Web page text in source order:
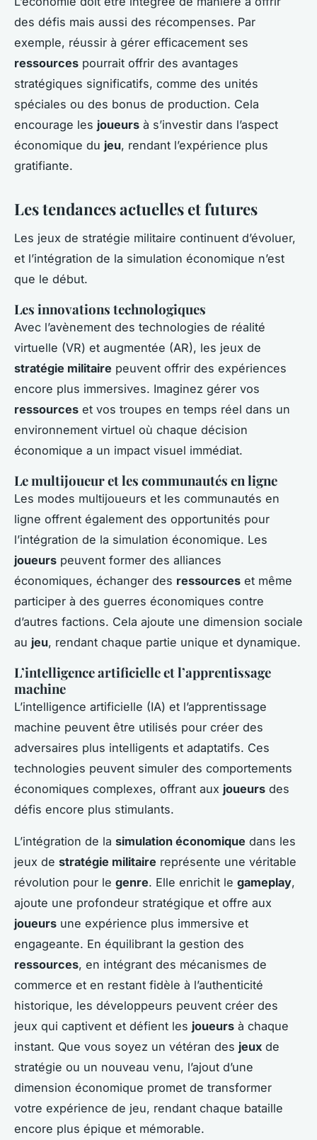
des défis mais aussi des récompenses. Par
exemple, réussir à gérer efficacement ses
ressources pourrait offrir des avantages
stratégiques significatifs, comme des unités
spéciales ou des bonus de production. Cela
encourage les joueurs à s’investir dans l’aspect
économique du jeu, rendant l’expérience plus
gratifiante.
Les tendances actuelles et futures
Les jeux de stratégie militaire continuent d’évoluer,
et l’intégration de la simulation économique n’est
que le début.
Les innovations technologiques
Avec l’avènement des technologies de réalité
virtuelle (VR) et augmentée (AR), les jeux de
stratégie militaire peuvent offrir des expériences
encore plus immersives. Imaginez gérer vos
ressources et vos troupes en temps réel dans un
environnement virtuel où chaque décision
économique a un impact visuel immédiat.
Le multijoueur et les communautés en ligne
Les modes multijoueurs et les communautés en
ligne offrent également des opportunités pour
l’intégration de la simulation économique. Les
joueurs peuvent former des alliances
économiques, échanger des ressources et même
participer à des guerres économiques contre
d’autres factions. Cela ajoute une dimension sociale
au jeu, rendant chaque partie unique et dynamique.
L’intelligence artificielle et l’apprentissage
machine
L’intelligence artificielle (IA) et l’apprentissage
machine peuvent être utilisés pour créer des
adversaires plus intelligents et adaptatifs. Ces
technologies peuvent simuler des comportements
économiques complexes, offrant aux joueurs des
défis encore plus stimulants.
L’intégration de la simulation économique dans les
jeux de stratégie militaire représente une véritable
révolution pour le genre. Elle enrichit le gameplay,
ajoute une profondeur stratégique et offre aux
joueurs une expérience plus immersive et
engageante. En équilibrant la gestion des
ressources, en intégrant des mécanismes de
commerce et en restant fidèle à l’authenticité
historique, les développeurs peuvent créer des
jeux qui captivent et défient les joueurs à chaque
instant. Que vous soyez un vétéran des jeux de
stratégie ou un nouveau venu, l’ajout d’une
dimension économique promet de transformer
votre expérience de jeu, rendant chaque bataille
encore plus épique et mémorable.